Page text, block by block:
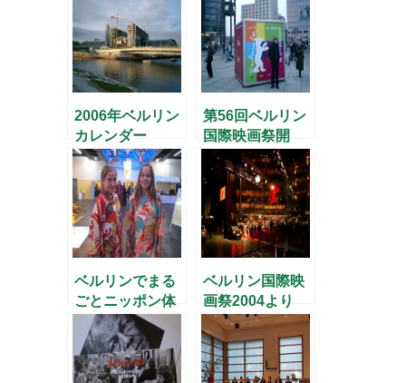
2006年ベルリン
カレンダー
第56回ベルリン
国際映画祭開
幕！
ベルリンでまる
ごとニッポン体
験！
ベルリン国際映
画祭2004より